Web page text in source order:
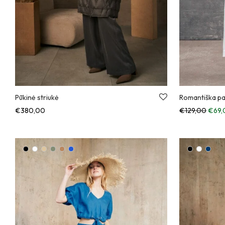
Pūkinė striukė
€380,00
Romantiška
€129,00€